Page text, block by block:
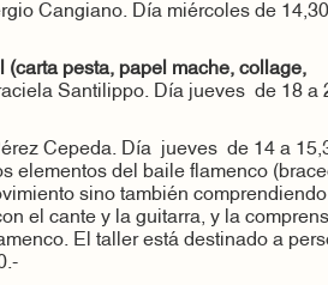
Cangiano. Día miércoles de
(carta pesta, papel mache, collage,
Santilippo. Día jueves de 18 a
Cepeda. Día jueves de 14 a
elementos del baile flamenco
sino también
el cante y la guitarra, y la
El taller está destinado a